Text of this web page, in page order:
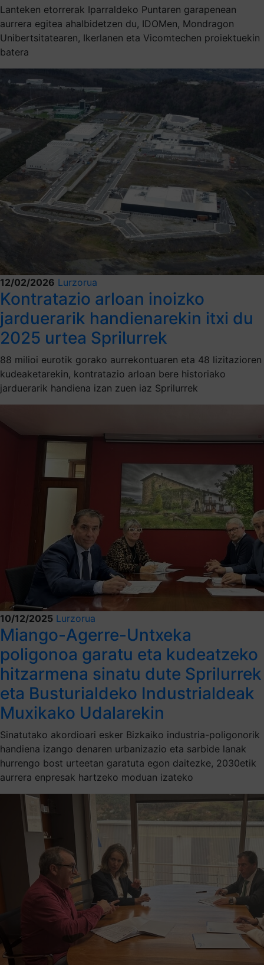
Lanteken etorrerak Iparraldeko Puntaren garapenean
aurrera egitea ahalbidetzen du, IDOMen, Mondragon
Unibertsitatearen, Ikerlanen eta Vicomtechen proiektuekin
batera
12/02/2026 Lurzorua
Kontratazio arloan inoizko
jarduerarik handienarekin itxi du
2025 urtea Sprilurrek
88 milioi eurotik gorako aurrekontuaren eta 48 lizitazioren
kudeaketarekin, kontratazio arloan bere historiako
jarduerarik handiena izan zuen iaz Sprilurrek
10/12/2025 Lurzorua
Miango-Agerre-Untxeka
poligonoa garatu eta kudeatzeko
hitzarmena sinatu dute Sprilurrek
eta Busturialdeko Industrialdeak
Muxikako Udalarekin
Sinatutako akordioari esker Bizkaiko industria-poligonorik
handiena izango denaren urbanizazio eta sarbide lanak
hurrengo bost urteetan garatuta egon daitezke, 2030etik
aurrera enpresak hartzeko moduan izateko